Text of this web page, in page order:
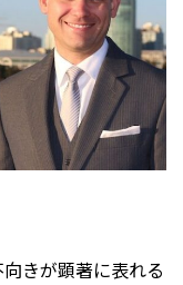
きが顕著に表れる